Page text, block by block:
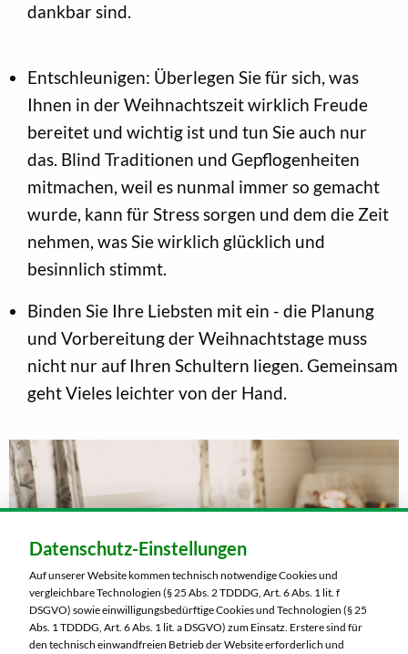
dankbar sind.
Entschleunigen: Überlegen Sie für sich, was
Ihnen in der Weihnachtszeit wirklich Freude
bereitet und wichtig ist und tun Sie auch nur
das. Blind Traditionen und Gepflogenheiten
mitmachen, weil es nunmal immer so gemacht
wurde, kann für Stress sorgen und dem die Zeit
nehmen, was Sie wirklich glücklich und
besinnlich stimmt.
Binden Sie Ihre Liebsten mit ein - die Planung
und Vorbereitung der Weihnachtstage muss
nicht nur auf Ihren Schultern liegen. Gemeinsam
geht Vieles leichter von der Hand.
Datenschutz-Einstellungen
Auf unserer Website kommen technisch notwendige Cookies und
vergleichbare Technologien (§ 25 Abs. 2 TDDDG, Art. 6 Abs. 1 lit. f
DSGVO) sowie einwilligungsbedürftige Cookies und Technologien (§ 25
Abs. 1 TDDDG, Art. 6 Abs. 1 lit. a DSGVO) zum Einsatz. Erstere sind für
den technisch einwandfreien Betrieb der Website erforderlich und